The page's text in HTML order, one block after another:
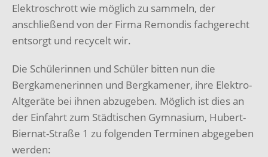
Elektroschrott wie möglich zu sammeln, der
anschließend von der Firma Remondis fachgerecht
entsorgt und recycelt wir.
Die Schülerinnen und Schüler bitten nun die
Bergkamenerinnen und Bergkamener, ihre Elektro-
Altgeräte bei ihnen abzugeben. Möglich ist dies an
der Einfahrt zum Städtischen Gymnasium, Hubert-
Biernat-Straße 1 zu folgenden Terminen abgegeben
werden: